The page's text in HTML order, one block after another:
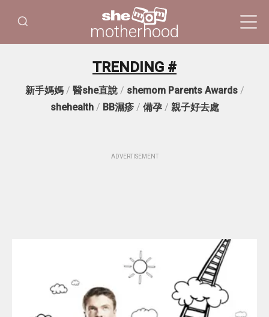
motherhood
TRENDING #
新手媽媽/ 醫she直說/ shemom Parents Awards/
shehealth/ BB濕疹/ 備孕/ 親子好去處
ADVERTISEMENT